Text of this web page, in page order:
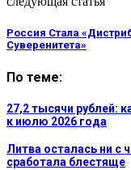
Россия Стала
Суверенитета»
По теме:
27,2 тысячи рублей:
к июлю 2026 года
Литва осталась ни с
сработала блестяще